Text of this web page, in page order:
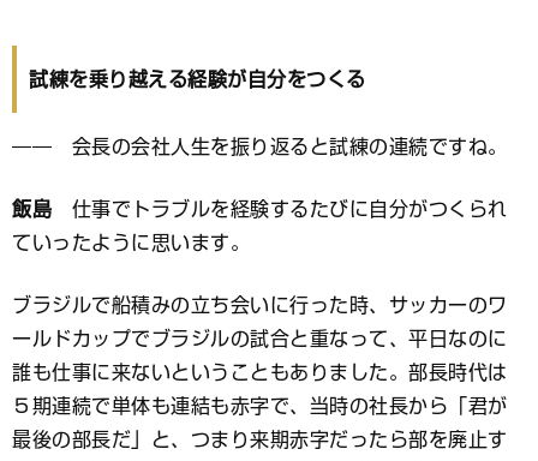
試練を乗り越える経験が自分をつくる
―― 会長の会社人生を振り返ると試練の連続ですね。
飯島 仕事でトラブルを経験するたびに自分がつくられ
ていったように思います。
ブラジルで船積みの立ち会いに行った時、サッカーのワ
ールドカップでブラジルの試合と重なって、平日なのに
誰も仕事に来ないということもありました。部長時代は
５期連続で単体も連結も赤字で、当時の社長から「君が
最後の部長だ」と、つまり来期赤字だったら部を廃止す